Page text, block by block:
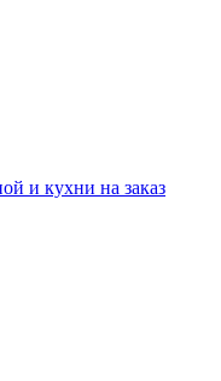
и кухни на заказ